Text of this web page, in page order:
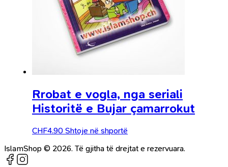
Rrobat e vogla, nga seriali
Historitë e Bujar çamarrokut
CHF4.90 Shtoje në shportë
IslamShop © 2026. Të gjitha të drejtat e rezervuara.